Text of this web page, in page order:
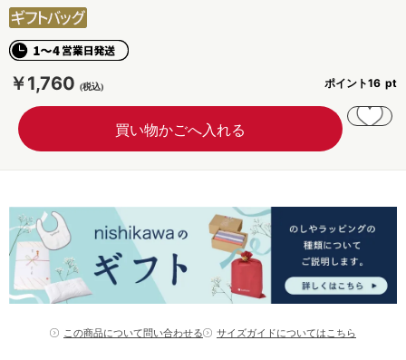
￥1,760 ポイント16
この商品について問い合わせる サイズガイドについてはこちら